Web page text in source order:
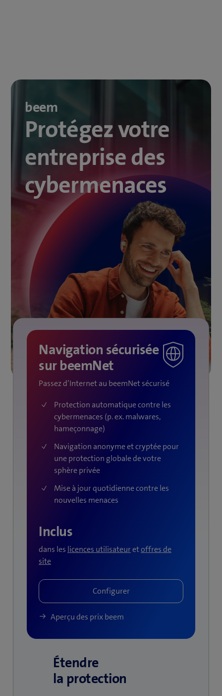
beem
Protégez votre
entreprise des
cybermenaces
Navigation sécurisée
sur beemNet
Passez d’Internet au beemNet sécurisé
Protection automatique contre les
cybermenaces (p. ex. malwares,
hameçonnage)
Navigation anonyme et cryptée pour
une protection globale de votre
sphère privée
Mise à jour quotidienne contre les
nouvelles menaces
Inclus
dans les licences utilisateuretoffres de
site
Aperçu des prix beem
Étendre
la protection